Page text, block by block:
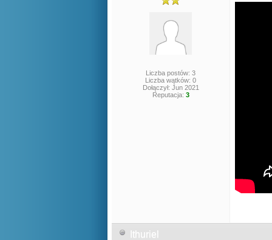
Liczba postów: 3
Liczba wątków: 0
Dołączył: Jun 2021
Reputacja: 3
Ithuriel